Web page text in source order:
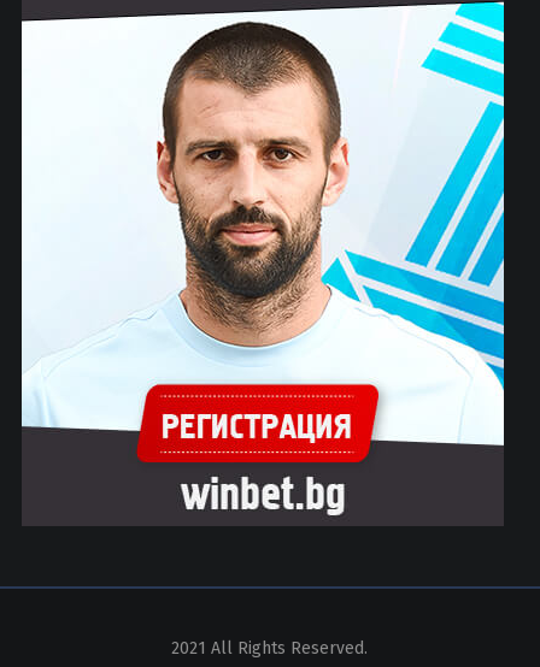
2021 All Rights Reserved.